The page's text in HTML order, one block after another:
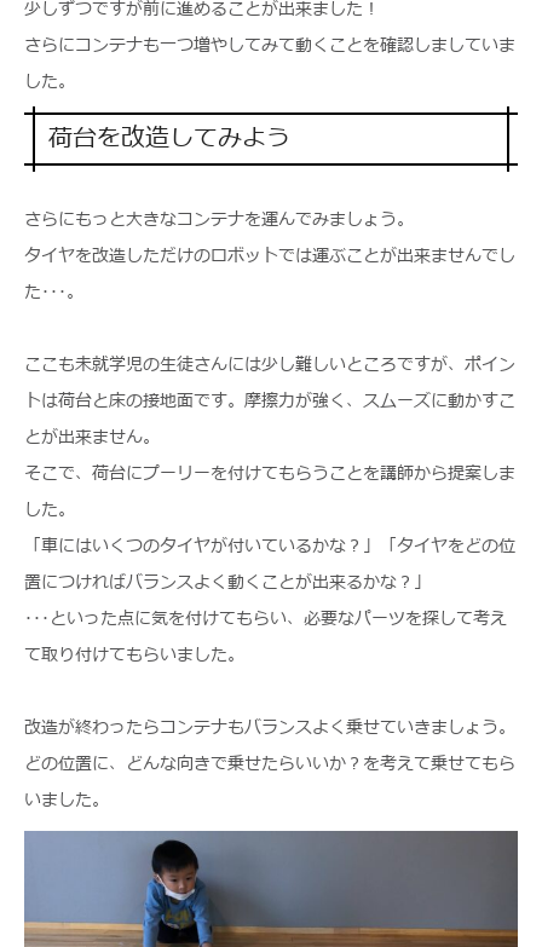
少しずつですが前に進めることが出来ました！
さらにコンテナも一つ増やしてみて動くことを確認しましていま
した。
荷台を改造してみよう
さらにもっと大きなコンテナを運んでみましょう。
タイヤを改造しただけのロボットでは運ぶことが出来ませんでし
た･･･。
ここも未就学児の生徒さんには少し難しいところですが、ポイン
トは荷台と床の接地面です。摩擦力が強く、スムーズに動かすこ
とが出来ません。
そこで、荷台にプーリーを付けてもらうことを講師から提案しま
した。
「車にはいくつのタイヤが付いているかな？」「タイヤをどの位
置につければバランスよく動くことが出来るかな？」
･･･といった点に気を付けてもらい、必要なパーツを探して考え
て取り付けてもらいました。
改造が終わったらコンテナもバランスよく乗せていきましょう。
どの位置に、どんな向きで乗せたらいいか？を考えて乗せてもら
いました。